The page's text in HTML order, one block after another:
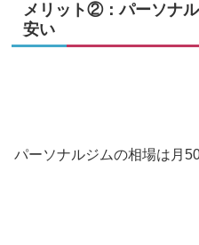
メリット②：パーソナ
安い
パーソナルジムの相場は月